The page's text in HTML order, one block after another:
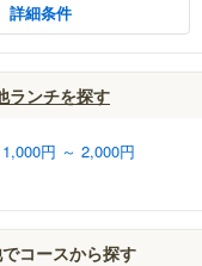
詳細条件
ランチを探す
1,000円 ～ 2,000円
コースから探す